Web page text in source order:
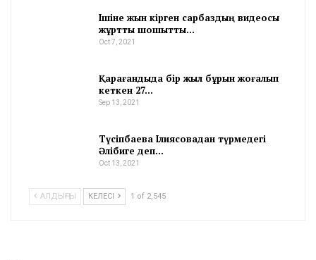
Ішіне жын кірген сарбаздың видеосы
жұртты шошытты…
Oct 7, 2021
Қарағандыда бір жыл бұрын жоғалып
кеткен 27…
Sep 13, 2021
Түсіпбаева Ілиясовадан түрмедегі
Әлібиге деп…
Oct 13, 2021
АЛДЫҢҒЫ КЕЛЕСІ 1 of 2,545